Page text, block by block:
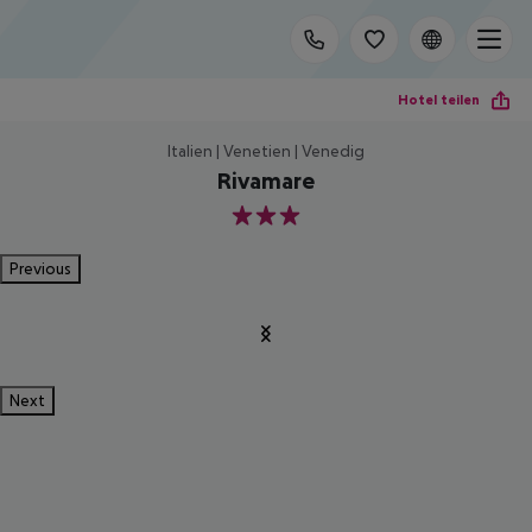
Hotel teilen
Italien | Venetien | Venedig
Rivamare
3
Previous
Next